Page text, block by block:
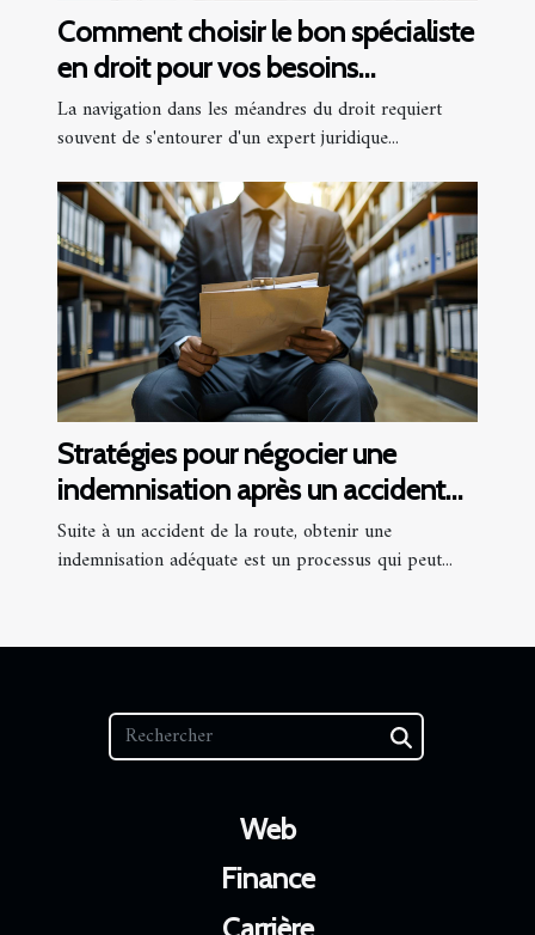
Comment choisir le bon spécialiste
en droit pour vos besoins
juridiques ?
La navigation dans les méandres du droit requiert
souvent de s'entourer d'un expert juridique...
Stratégies pour négocier une
indemnisation après un accident
de la route
Suite à un accident de la route, obtenir une
indemnisation adéquate est un processus qui peut...
Web
Finance
Carrière